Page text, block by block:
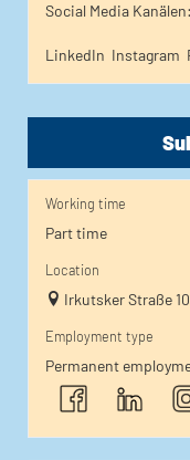
Social Media Kanälen:
LinkedIn Instagram
Working time
Part time
Location
Irkutsker Straße
Employment type
Permanent